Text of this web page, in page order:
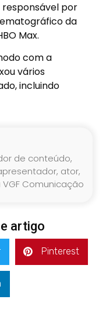
responsável por
da
Max.
com a
vários
incluindo
de conteúdo,
ator,
VGF Comunicação
artigo
Pinterest